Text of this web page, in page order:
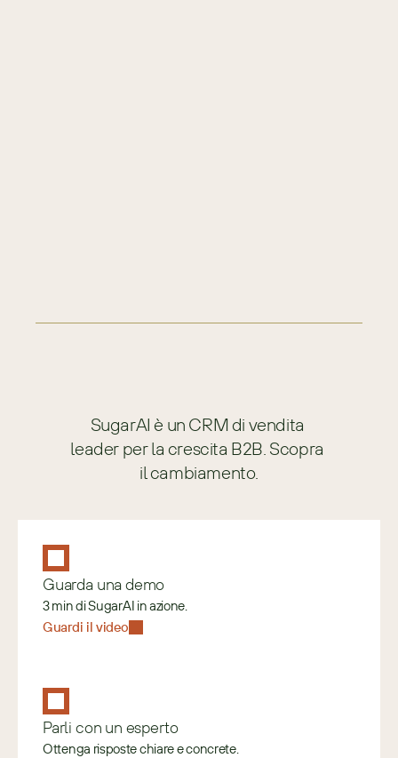
SugarAI è un CRM di vendita
leader per la crescita B2B. Scopra
il cambiamento.
Guarda una demo
3 min di SugarAI in azione.
Guardi il video
Parli con un esperto
Ottenga risposte chiare e concrete.